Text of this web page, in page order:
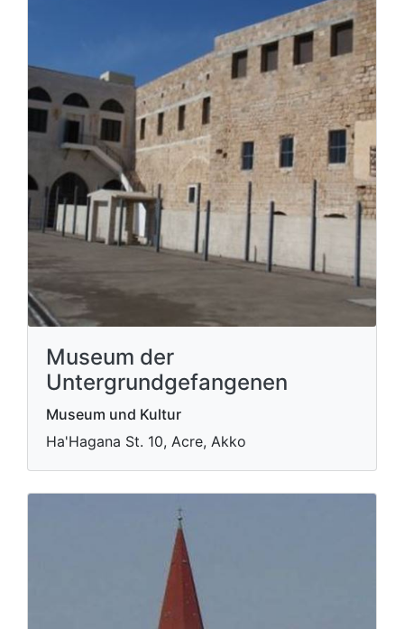
Museum der
Untergrundgefangenen
Museum und Kultur
Ha'Hagana St. 10, Acre, Akko